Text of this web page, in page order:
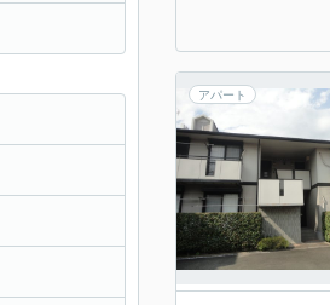
アパート